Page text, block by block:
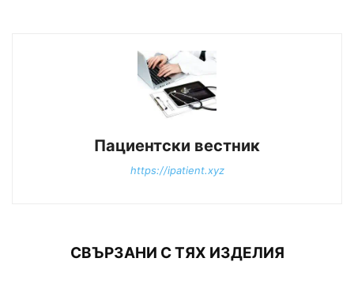
Пациентски вестник
https://ipatient.xyz
СВЪРЗАНИ С ТЯХ ИЗДЕЛИЯ